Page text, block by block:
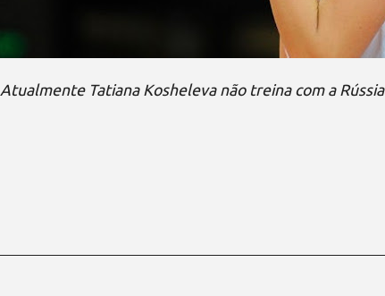
Atualmente Tatiana Kosheleva não treina com a Rússia